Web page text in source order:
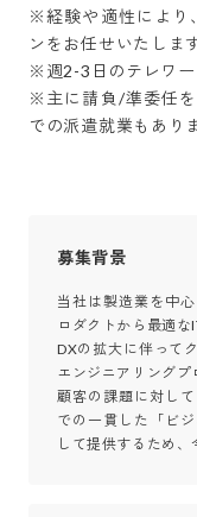
※経験や適性により
ンをお任せいたしま
※週2-3日のテレワ
※主に請負/準委任
での派遣就業もあり
募集背景
当社は製造業を中
ロダクトから最適な
DXの拡大に伴って
エンジニアリングプ
顧客の課題に対し
での一貫した「ビ
して提供するため、